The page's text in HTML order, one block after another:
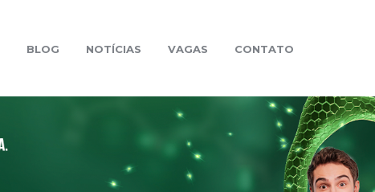
BLOG NOTÍCIAS VAGAS CONTATO